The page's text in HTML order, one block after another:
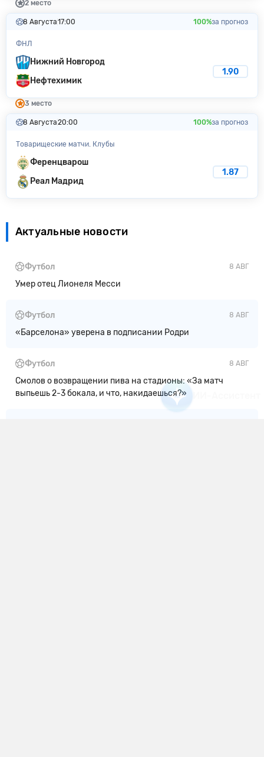
2 место
8 Августа17:00 100%за прогноз
ФНЛ
Нижний Новгород
Нефтехимик
1.90
3 место
8 Августа20:00 100%за прогноз
Товарищеские матчи. Клубы
Ференцварош
Реал Мадрид
1.87
Актуальные новости
8 АВГ
Футбол
Умер отец Лионеля Месси
8 АВГ
Футбол
«Барселона» уверена в подписании Родри
8 АВГ
Футбол
Смолов о возвращении пива на стадионы: «За матч
выпьешь 2-3 бокала, и что, накидаешься?»